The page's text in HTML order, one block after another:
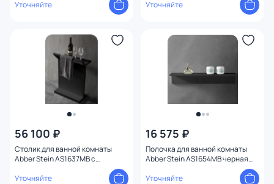
Уточняйте
Уточняйте
56 100 ₽
Столик для ванной комнаты
Abber Stein AS1637MB с
полотенцедержателем, черный
матовый
Уточняйте
16 575 ₽
Полочка для ванной комнаты
Abber Stein AS1654MB черная
Уточняйте